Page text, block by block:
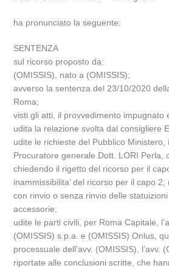
ha pronunciato la seguente:
SENTENZA
sul ricorso proposto da:
(OMISSIS), nato a (OMISSIS);
avverso la sentenza del 23/10/2020
Roma;
visti gli atti, il provvedimento impugnato
udita la relazione svolta dal consigliere
udite le richieste del Pubblico Ministero,
Procuratore generale Dott. LORI Perla,
chiedendo il rigetto del ricorso per il
inammissibilita’ del ricorso per il capo 2;
con rinvio o senza rinvio delle
accessorie;
udite le parti civili, per Roma Capitale,
(OMISSIS) s.p.a. e (OMISSIS) Onlus,
processuale dell’avv. (OMISSIS), l’avv.
riportate alle conclusioni scritte, che